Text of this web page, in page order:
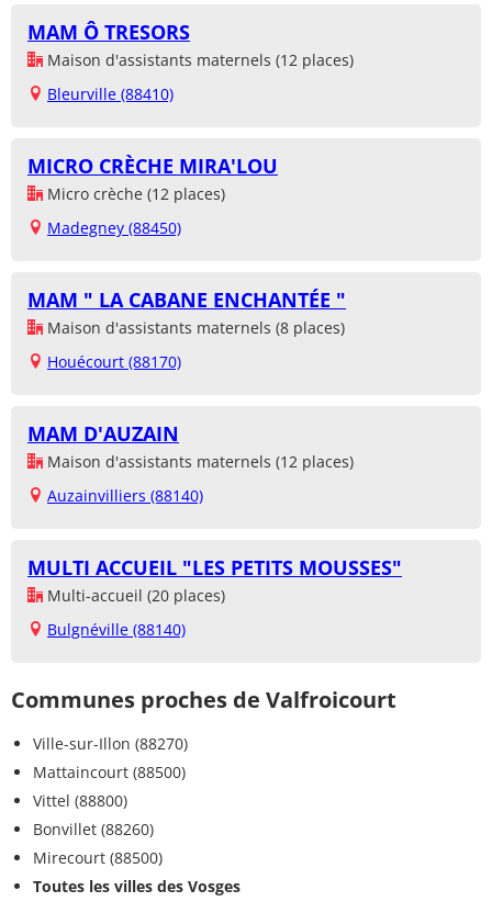
MAM Ô TRESORS
Maison d'assistants maternels (12 places)
Bleurville (88410)
MICRO CRÈCHE MIRA'LOU
Micro crèche (12 places)
Madegney (88450)
MAM " LA CABANE ENCHANTÉE "
Maison d'assistants maternels (8 places)
Houécourt (88170)
MAM D'AUZAIN
Maison d'assistants maternels (12 places)
Auzainvilliers (88140)
MULTI ACCUEIL "LES PETITS MOUSSES"
Multi-accueil (20 places)
Bulgnéville (88140)
Communes proches de Valfroicourt
Ville-sur-Illon (88270)
Mattaincourt (88500)
Vittel (88800)
Bonvillet (88260)
Mirecourt (88500)
Toutes les villes des Vosges